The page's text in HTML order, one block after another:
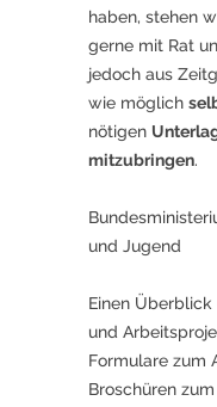
haben, stehen
gerne mit Rat
jedoch aus
wie möglich
nötigen
mitzubringen.
und Jugend
Einen
und
Formulare zum
Broschüren